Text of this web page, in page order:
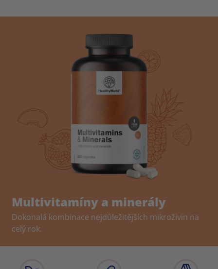
Multivitamíny a minerály
Dokonalá kombinace nejdůležitějších mikroživin na
celý rok.